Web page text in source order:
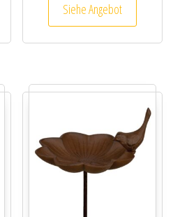
Siehe Angebot